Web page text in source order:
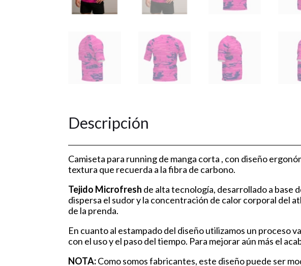
Descripción
Camiseta para running de manga corta , con diseño
textura que recuerda a la fibra de carbono.
Tejido Microfresh de alta tecnología, desarrollado a base
dispersa el sudor y la concentración de calor corporal del
de la prenda.
En cuanto al estampado del diseño utilizamos un proceso
con el uso y el paso del tiempo. Para mejorar aún más el
NOTA:Como somos fabricantes, este diseño puede ser